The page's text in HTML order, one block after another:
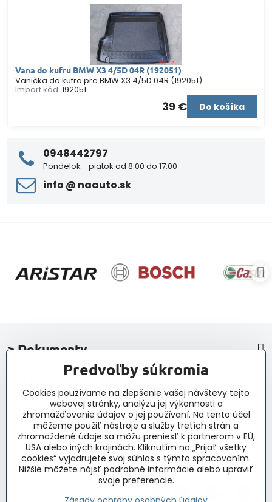
Vana do kufru BMW X3 4/5D 04R (192051)
Vanička do kufra pre BMW X3 4/5D 04R (192051)
Import kód: 192051
39 € Do košíka
0948442797
Pondelok - piatok od 8:00 do 17:00
info ​@ naauto​.sk
> Dokumenty
> Kontakt a navigácia
> Novinky, články, príspevky
Predvoľby súkromia
Cookies používame na zlepšenie vašej návštevy tejto
webovej stránky, analýzu jej výkonnosti a
zhromažďovanie údajov o jej používaní. Na tento účel
môžeme použiť nástroje a služby tretích strán a
zhromaždené údaje sa môžu preniesť k partnerom v EÚ,
USA alebo iných krajinách. Kliknutím na „Prijať všetky
cookies“ vyjadrujete svoj súhlas s týmto spracovaním.
Nižšie môžete nájsť podrobné informácie alebo upraviť
svoje preferencie.